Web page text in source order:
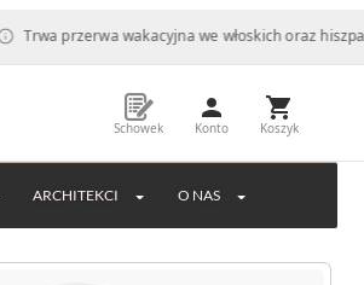
przerwa wakacyjna we włoskich oraz hiszpańskich
Schowek Konto Koszyk
ARCHITEKCI O NAS